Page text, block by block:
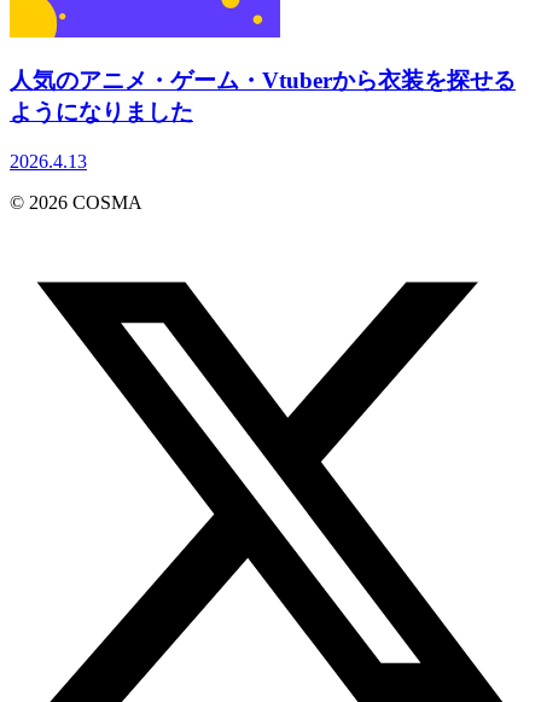
人気のアニメ・ゲーム・Vtuberから衣装を探せる
ようになりました
2026.4.13
© 2026 COSMA